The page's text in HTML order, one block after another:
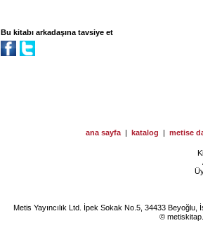
Bu kitabı arkadaşına tavsiye et
ana sayfa | katalog | metise
Metis Yayıncılık Ltd. İpek Sokak No.5, 34433
©